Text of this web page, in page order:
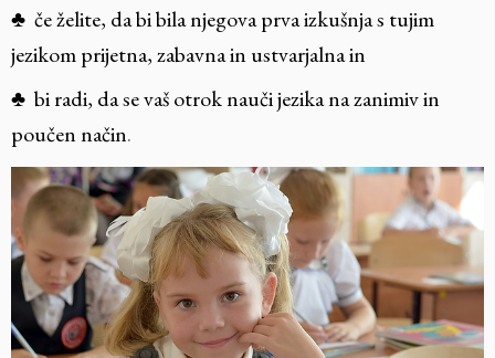
♣ če želite, da bi bila njegova prva izkušnja s tujim
jezikom prijetna, zabavna in ustvarjalna in
♣ bi radi, da se vaš otrok nauči jezika na zanimiv in
poučen način.